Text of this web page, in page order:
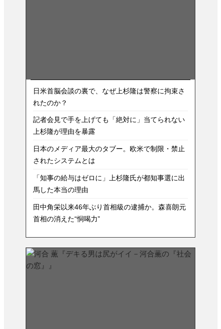
日米首脳会談の裏で、なぜ上杉隆は警察に拘束さ
れたのか？
記者会見で手を上げても「絶対に」当てられない
上杉隆が理由を暴露
日本のメディア最大のタブー。欧米で制限・禁止
されたシステムとは
「知事の給与はゼロに」上杉隆氏が都知事選に出
馬した本当の理由
田中角栄以来46年ぶり首相級の逮捕か。森喜朗元
首相の消えた“恫喝力”